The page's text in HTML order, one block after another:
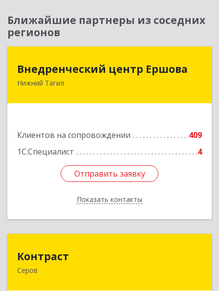
Ближайшие партнеры из соседних
регионов
Внедренческий центр Ершова
Нижний Тагил
Клиентов на сопровождении
409
1С:Специалист
4
Отправить заявку
Показать контакты
Внедренческий центр Ершова
622030, Свердловская обл, Нижний Тагил г,
Отправить заявку
Назад
Контраст
Серов
624993, Свердловская обл, Серов г, Ленина ул,